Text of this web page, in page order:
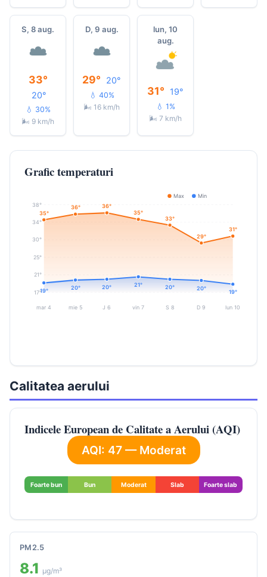
S, 8 aug.
33°
20°
💧 30%
🌬 9 km/h
D, 9 aug.
29° 20°
💧 40%
🌬 16 km/h
lun, 10
aug.
31° 19°
💧 1%
🌬 7 km/h
Grafic temperaturi
17°
21°
25°
30°
34°
38°
35°
36°
36°
35°
33°
29°
31°
19° 20° 20° 21° 20° 20°
19°
mar 4 mie 5 J 6 vin 7 S 8 D 9 lun 10
Max Min
Calitatea aerului
Indicele European de Calitate a Aerului (AQI)
AQI: 47 — Moderat
Foarte bun Bun Moderat Slab Foarte slab
PM2.5
8.1 μg/m³